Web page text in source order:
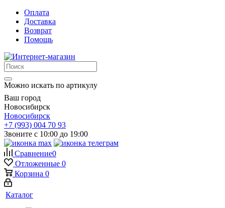
Оплата
Доставка
Возврат
Помощь
Можно искать по артикулу
Ваш город
Новосибирск
Новосибирск
+7 (993) 004 70 93
Звоните с 10:00 до 19:00
Сравнение0
Отложенные 0
Корзина 0
Каталог